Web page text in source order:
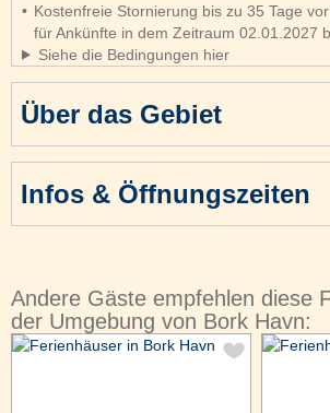
Über das Gebiet
Infos & Öffnungszeiten
Kostenfreie Stornierung bis zu 35 Tage
für Ankünfte in dem Zeitraum 02.01.2027
Siehe die Bedingungen hier
Andere Gäste empfehlen diese
der Umgebung von Bork Havn: